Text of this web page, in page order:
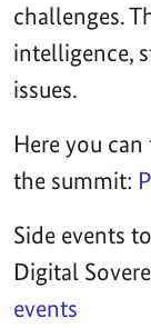
challenges.
intelligence,
issues.
Here you
the summit:
Side events
Digital
events